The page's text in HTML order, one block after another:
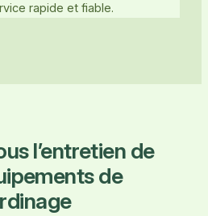
rapide et fiable.
l’entretien de
de